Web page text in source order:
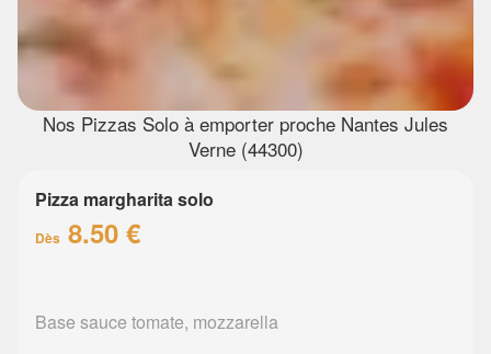
Nos Pizzas Solo à emporter proche Nantes Jules
Verne (44300)
Pizza margharita solo
Dès 8.50 €
Base sauce tomate, mozzarella